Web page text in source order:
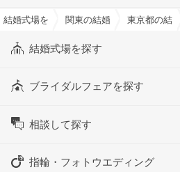
結婚式場を探すならハナユメ
関東の結婚式場東京都の結
結婚式場を探す
ブライダルフェアを探す
相談して探す
指輪・フォトウエディング